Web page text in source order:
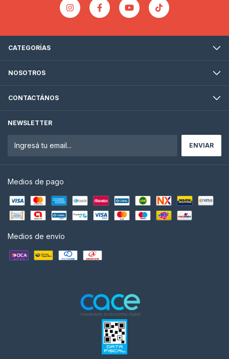
CATEGORÍAS
NOSOTROS
CONTACTÁNOS
NEWSLETTER
Medios de pago
Medios de envío